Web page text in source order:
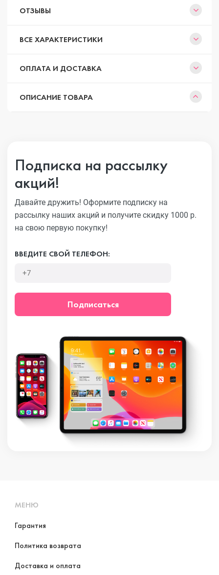
ОТЗЫВЫ
ВСЕ ХАРАКТЕРИСТИКИ
ОПЛАТА И ДОСТАВКА
ОПИСАНИЕ ТОВАРА
Подписка на рассылку
акций!
Давайте дружить! Оформите подписку на
рассылку наших акций и получите скидку 1000 р.
на свою первую покупку!
ВВЕДИТЕ СВОЙ ТЕЛЕФОН:
Подписаться
МЕНЮ
Гарантия
Политика возврата
Доставка и оплата